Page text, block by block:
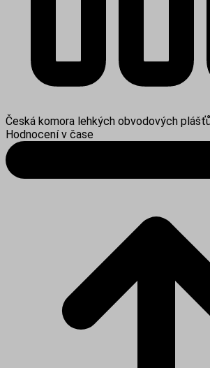
Česká komora lehkých obvodových
Hodnocení v čase